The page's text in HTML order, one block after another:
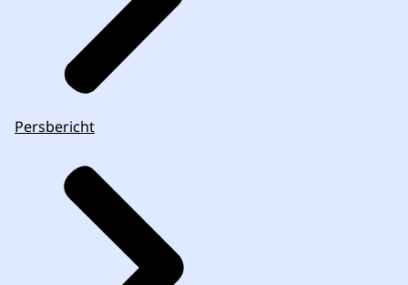
Persbericht